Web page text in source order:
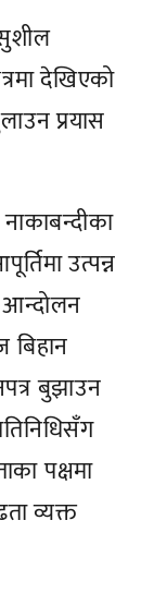
सुशील
देखिएको
प्रयास
उत्पन्न
बिहान
बुझाउन
पक्षमा
व्यक्त